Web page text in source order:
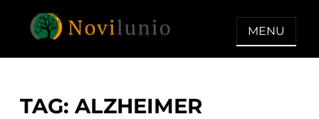
NOVILUNIO
Un aiuto con concreto dopo la
MENU
TAG: ALZHEIMER